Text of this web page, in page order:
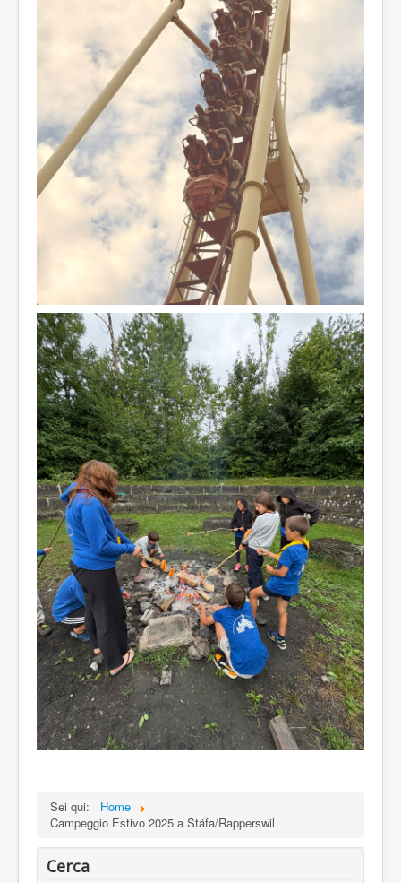
Sei qui:
Home
Campeggio Estivo 2025 a Stäfa/Rapperswil
Cerca